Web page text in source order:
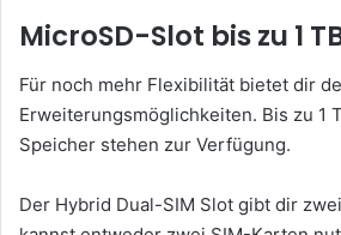
MicroSD-Slot bis zu 1
Für noch mehr Flexibilität bietet dir
Erweiterungsmöglichkeiten. Bis zu 1
Speicher stehen zur Verfügung.
Der Hybrid Dual-SIM Slot gibt dir